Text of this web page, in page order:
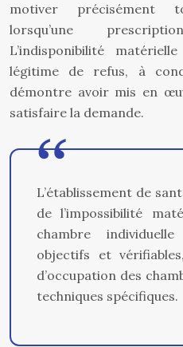
motiver précisément
lorsqu’une
L’indisponibilité
légitime de refus, à
démontre avoir mis en
satisfaire la demande.
L’établissement de
de l’impossibilité
chambre
objectifs et
d’occupation des
techniques spécifiques.